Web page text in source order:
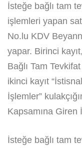
İsteğe bağlı tam
işlemleri yapan
No.lu KDV
yapar. Birinci
Bağlı Tam
ikinci kayıt
İşlemler”
Kapsamına Giren
İsteğe bağlı tam